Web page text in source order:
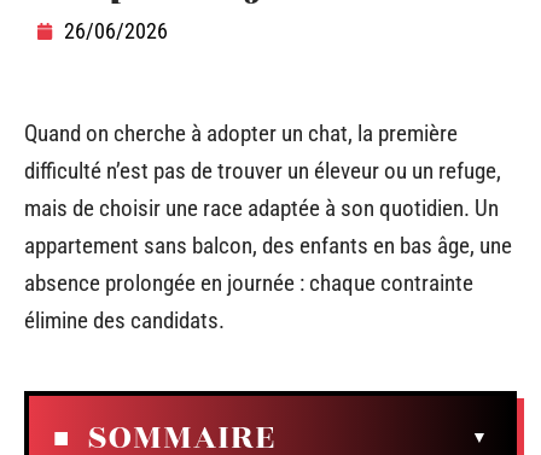
26/06/2026
Quand on cherche à adopter un chat, la première
difficulté n’est pas de trouver un éleveur ou un refuge,
mais de choisir une race adaptée à son quotidien. Un
appartement sans balcon, des enfants en bas âge, une
absence prolongée en journée : chaque contrainte
élimine des candidats.
SOMMAIRE